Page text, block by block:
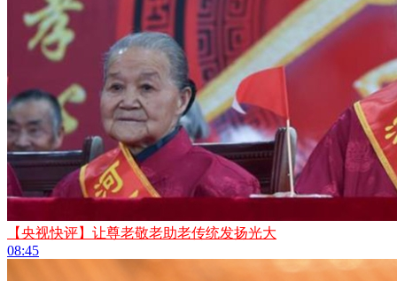
【央视快评】让尊老敬老助老传统发扬光大
08:45